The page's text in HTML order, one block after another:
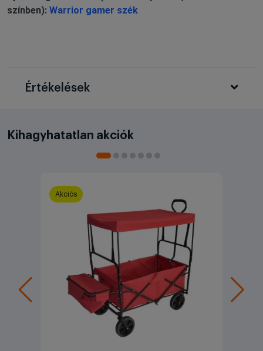
színben): Warrior gamer szék
Értékelések
Kihagyhatatlan akciók
Akciós